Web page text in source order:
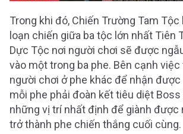
Trong khi đó, Chiến Trường Tam
loạn chiến giữa ba tộc lớn nhất Tiên
Dực Tộc nơi người chơi sẽ được
vào một trong ba phe. Bên cạnh
người chơi ở phe khác để nhận
mỗi phe phải đoàn kết tiêu diệt
những vị trí nhất định để giành được
trở thành phe chiến thắng cuối cùng.